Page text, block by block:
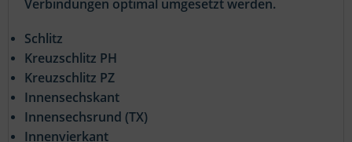
Verbindungen optimal umgesetzt werden.
Schlitz
Kreuzschlitz PH
Kreuzschlitz PZ
Innensechskant
Innensechsrund (TX)
Innenvierkant